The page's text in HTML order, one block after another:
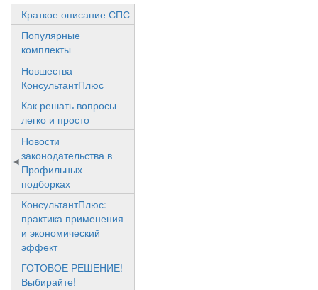
Краткое описание СПС
Популярные
комплекты
Новшества
КонсультантПлюс
Как решать вопросы
легко и просто
Новости
законодательства в
Профильных
подборках
КонсультантПлюс:
практика применения
и экономический
эффект
ГОТОВОЕ РЕШЕНИЕ!
Выбирайте!